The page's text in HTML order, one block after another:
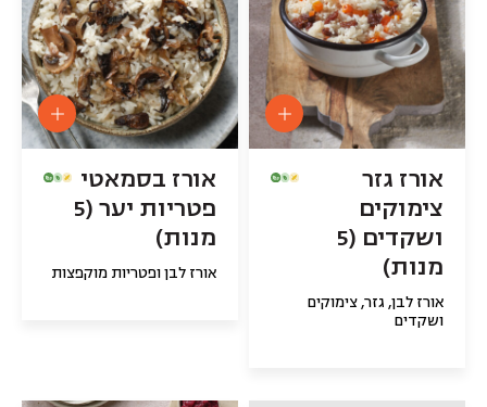
אורז גזר
צימוקים
ושקדים (5
מנות)
אורז לבן, גזר, צימוקים
ושקדים
אורז בסמאטי
פטריות יער (5
מנות)
אורז לבן ופטריות מוקפצות